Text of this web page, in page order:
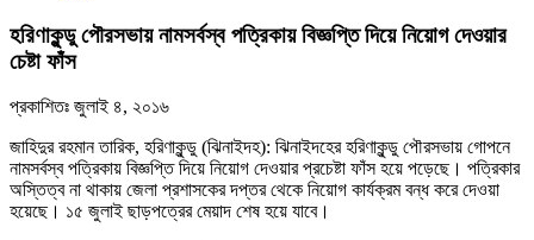
হরিণাকুন্ডু পৌরসভায় নামসর্বস্ব পত্রিকায় বিজ্ঞপ্তি দিয়ে নিয়োগ দেওয়ার
চেষ্টা ফাঁস
প্রকাশিতঃ জুলাই ৪, ২০১৬
জাহিদুর রহমান তারিক, হরিণাকুন্ডু (ঝিনাইদহ): ঝিনাইদহের হরিণাকুন্ডু পৌরসভায় গোপনে
নামসর্বস্ব পত্রিকায় বিজ্ঞপ্তি দিয়ে নিয়োগ দেওয়ার প্রচেষ্টা ফাঁস হয়ে পড়েছে। পত্রিকার
অস্তিত্ব না থাকায় জেলা প্রশাসকের দপ্তর থেকে নিয়োগ কার্যক্রম বন্ধ করে দেওয়া
হয়েছে। ১৫ জুলাই ছাড়পত্রের মেয়াদ শেষ হয়ে যাবে।